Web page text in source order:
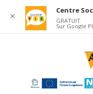
✕
Centre
GRATUIT
Sur Google